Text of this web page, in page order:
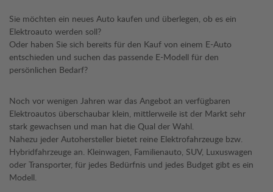
Sie möchten ein neues Auto kaufen und überlegen, ob es ein
Elektroauto werden soll?
Oder haben Sie sich bereits für den Kauf von einem E-Auto
entschieden und suchen das passende E-Modell für den
persönlichen Bedarf?
Noch vor wenigen Jahren war das Angebot an verfügbaren
Elektroautos überschaubar klein, mittlerweile ist der Markt sehr
stark gewachsen und man hat die Qual der Wahl.
Nahezu jeder Autohersteller bietet reine Elektrofahrzeuge bzw.
Hybridfahrzeuge an. Kleinwagen, Familienauto, SUV, Luxuswagen
oder Transporter, für jedes Bedürfnis und jedes Budget gibt es ein
Modell.